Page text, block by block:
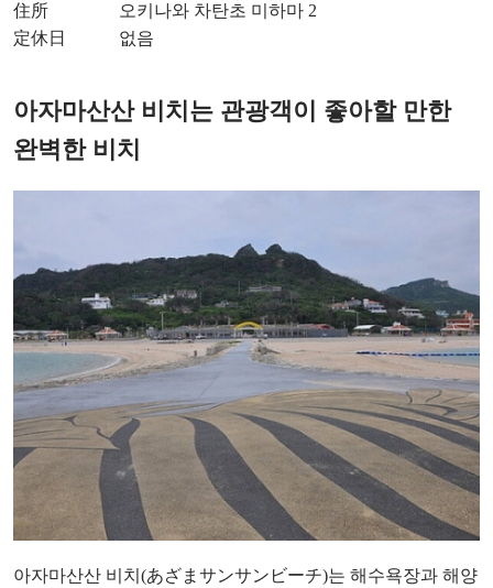
住所 오키나와 차탄초 미하마 2
定休日 없음
아자마산산 비치는 관광객이 좋아할 만한
완벽한 비치
아자마산산 비치(あざまサンサンビーチ)는 해수욕장과 해양